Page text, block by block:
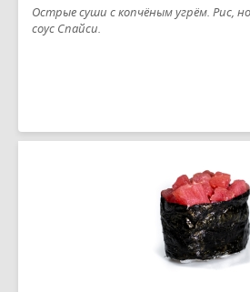
Острые суши с копчёным угрём. Рис,
соус Спайси.